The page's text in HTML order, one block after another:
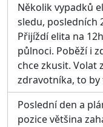
Několik vypadků
sledu, posledních
Přijíždí elita na
půlnoci. Poběží i
chce zkusit. Volat
zdravotníka, to by
Poslední den a
pozice většina